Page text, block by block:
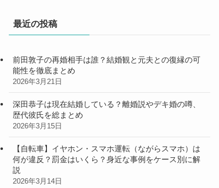
最近の投稿
前田敦子の再婚相手は誰？結婚観と元夫との復縁の可
能性を徹底まとめ
2026年3月21日
深田恭子は現在結婚している？離婚説やデキ婚の噂、
歴代彼氏を総まとめ
2026年3月15日
【自転車】イヤホン・スマホ運転（ながらスマホ）は
何が違反？罰金はいくら？身近な事例をケース別に解
説
2026年3月14日